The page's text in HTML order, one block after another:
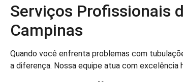
Serviços Profissionais
Campinas
Quando você enfrenta problemas com
a diferença. Nossa equipe atua com excelência